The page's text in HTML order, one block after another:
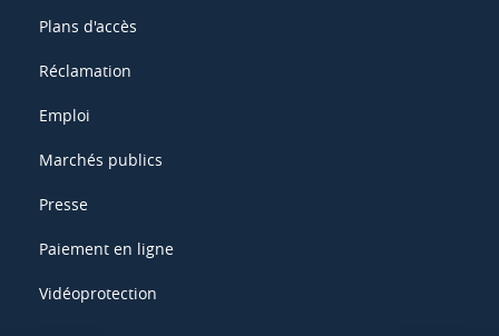
Plans d'accès
Réclamation
Emploi
Marchés publics
Presse
Paiement en ligne
Vidéoprotection